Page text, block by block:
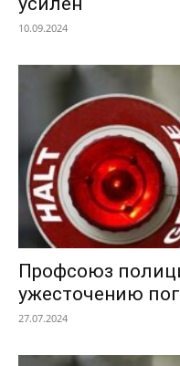
10.09.2024
Профсоюз
ужесточению
27.07.2024